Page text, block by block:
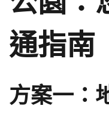
通指南
方案一：